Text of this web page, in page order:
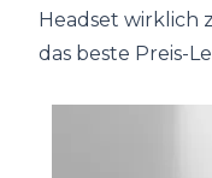
Headset wirklich
das beste Preis-